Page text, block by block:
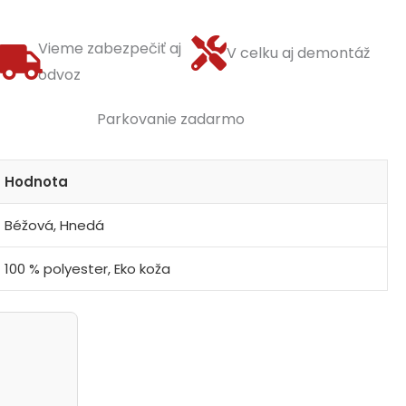
Vieme zabezpečiť aj
odvoz
V celku aj demontáž
Parkovanie zadarmo
Hodnota
Béžová, Hnedá
100 % polyester, Eko koža